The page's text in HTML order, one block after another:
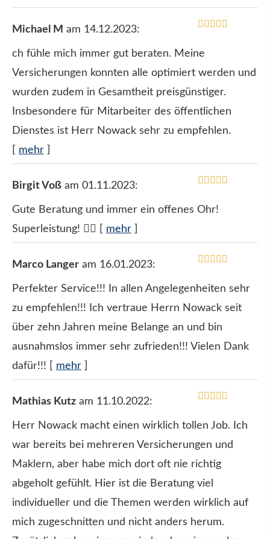
Michael M am 14.12.2023:
ch fühle mich immer gut beraten. Meine
Versicherungen konnten alle optimiert werden und
wurden zudem in Gesamtheit preisgünstiger.
Insbesondere für Mitarbeiter des öffentlichen
Dienstes ist Herr Nowack sehr zu empfehlen.
mehr
Birgit Voß am 01.11.2023:
Gute Beratung und immer ein offenes Ohr!
Superleistung! 👍🏻
mehr
Marco Langer am 16.01.2023:
Perfekter Service!!! In allen Angelegenheiten sehr
zu empfehlen!!! Ich vertraue Herrn Nowack seit
über zehn Jahren meine Belange an und bin
ausnahmslos immer sehr zufrieden!!! Vielen Dank
dafür!!!
mehr
Mathias Kutz am 11.10.2022:
Herr Nowack macht einen wirklich tollen Job. Ich
war bereits bei mehreren Versicherungen und
Maklern, aber habe mich dort oft nie richtig
abgeholt gefühlt. Hier ist die Beratung viel
individueller und die Themen werden wirklich auf
mich zugeschnitten und nicht anders herum.